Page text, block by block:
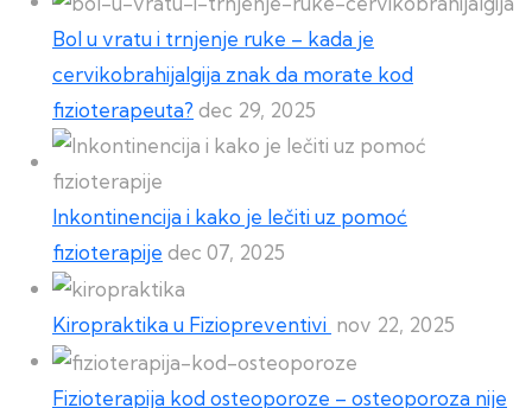
Bol u vratu i trnjenje ruke – kada je
cervikobrahijalgija znak da morate kod
fizioterapeuta? dec 29, 2025
Inkontinencija i kako je lečiti uz pomoć
fizioterapije dec 07, 2025
Kiropraktika u Fiziopreventivi nov 22, 2025
Fizioterapija kod osteoporoze – osteoporoza nije